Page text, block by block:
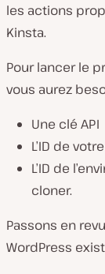
les actions
Kinsta.
Pour lancer le
vous aurez
Une clé API
L’ID de
L’ID de
cloner.
Passons en
WordPress